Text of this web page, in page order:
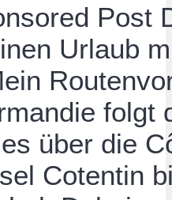
Post
Urlaub
folgt
über die
Cotentin